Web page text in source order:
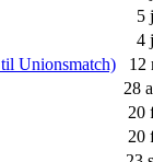
5
4
Unionsmatch)
12
28
20
20